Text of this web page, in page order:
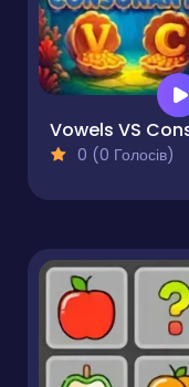
0 (0 Голосів)